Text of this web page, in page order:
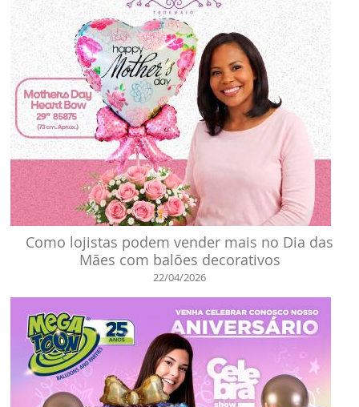
Como lojistas podem vender mais no Dia das
Mães com balões decorativos
22/04/2026